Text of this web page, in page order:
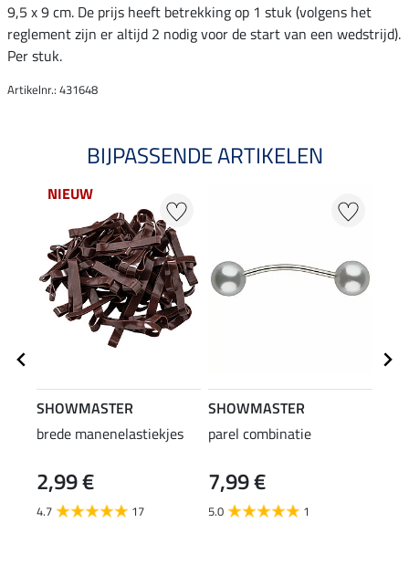
9,5 x 9 cm. De prijs heeft betrekking op 1 stuk (volgens het
reglement zijn er altijd 2 nodig voor de start van een wedstrijd).
Per stuk.
Artikelnr.: 431648
BIJPASSENDE ARTIKELEN
NIEUW
SHOWMASTER
brede manenelastiekjes
2,99 €
4.7 17
SHOWMASTER
parel combinatie
7,99 €
5.0 1